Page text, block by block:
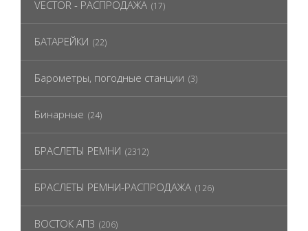
VECTOR - РАСПРОДАЖА (17)
БАТАРЕЙКИ (22)
Барометры, погодные станции (3)
Бинарные (24)
БРАСЛЕТЫ РЕМНИ (2312)
БРАСЛЕТЫ РЕМНИ-РАСПРОДАЖА (126)
ВОСТОК АПЗ (206)